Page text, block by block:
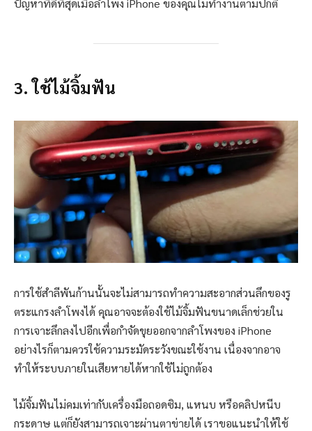
3. ใช้ไม้จิ้มฟัน
การใช้สำลีพันก้านนั้นจะไม่สามารถทำความสะอากส่วนลึกของรู
ตระแกรงลำโพงได้ คุณอาจจะต้องใช้ไม้จิ้มฟันขนาดเล็กช่วยใน
การเจาะลึกลงไปอีกเพื่อกำจัดขุยออกจากลำโพงของ iPhone
อย่างไรก็ตามควรใช้ความระมัดระวังขณะใช้งาน เนื่องจากอาจ
ทำให้ระบบภายในเสียหายได้หากใช้ไม่ถูกต้อง
ไม้จิ้มฟันไม่คมเท่ากับเครื่องมือถอดซิม, แหนบ หรือคลิปหนีบ
กระดาษ แต่ก็ยังสามารถเจาะผ่านตาข่ายได้ เราขอแนะนำให้ใช้